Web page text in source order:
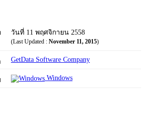
วันที่ 11 พฤศจิกายน 2558
(Last Updated : November 11, 2015)
GetData Software Company
Windows